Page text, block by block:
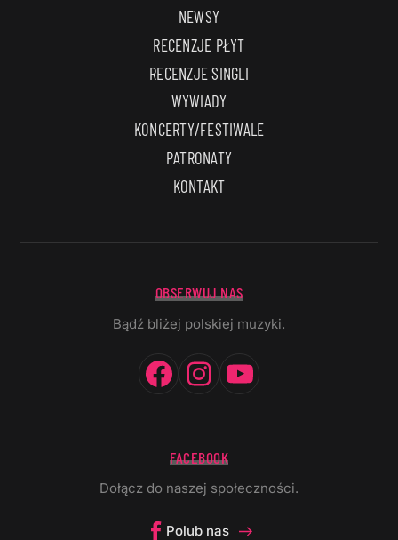
NEWSY
RECENZJE PŁYT
RECENZJE SINGLI
WYWIADY
KONCERTY/FESTIWALE
PATRONATY
KONTAKT
OBSERWUJ NAS
Bądź bliżej polskiej muzyki.
Facebook
Instagram
FACEBOOK
Dołącz do naszej społeczności.
Polub nas